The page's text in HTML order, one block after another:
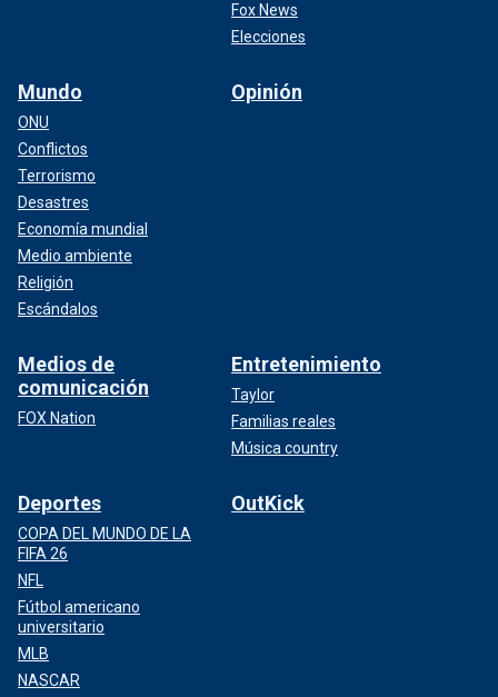
Fox News
Elecciones
Mundo
ONU
Conflictos
Terrorismo
Desastres
Economía mundial
Medio ambiente
Religión
Escándalos
Opinión
Medios de
comunicación
FOX Nation
Entretenimiento
Taylor
Familias reales
Música country
Deportes
COPA DEL MUNDO DE LA
FIFA 26
NFL
Fútbol americano
universitario
MLB
NASCAR
OutKick